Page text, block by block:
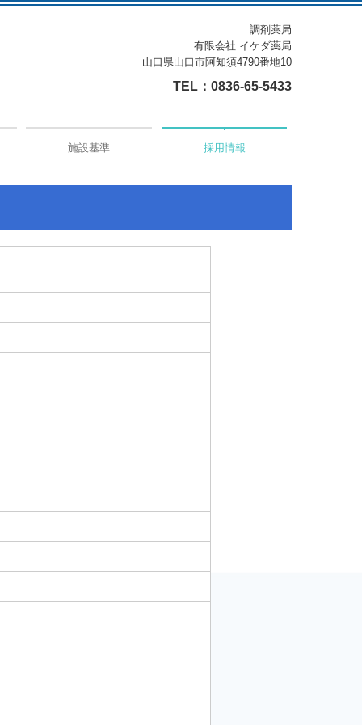
調剤薬局
有限会社 イケダ薬局
山口県山口市阿知須4790番地10
TEL： 0836-65-5433
施設基準 採用情報
薬剤師（正社員）募集
薬剤師（パート）募集